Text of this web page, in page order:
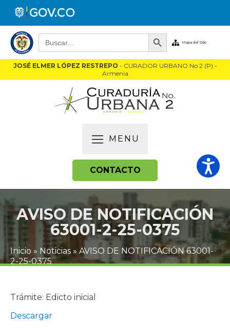
Buscar: Botón de búsqueda
Mapa del Sitio
JOSÉ ELMER LÓPEZ RESTREPO - CURADOR URBANO No 2 (P) -
Armenia
MENU
CONTACTO
AVISO DE NOTIFICACIÓN
63001-2-25-0375
Inicio » Noticias » AVISO DE NOTIFICACIÓN 63001-
2-25-0375
Trámite: Edicto inicial
Descargar